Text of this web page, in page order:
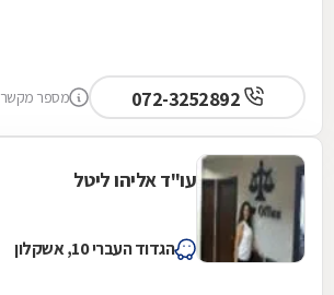
מספר מקשר
עו"ד אליהו ליטל
הגדוד העברי 10, אשקלון